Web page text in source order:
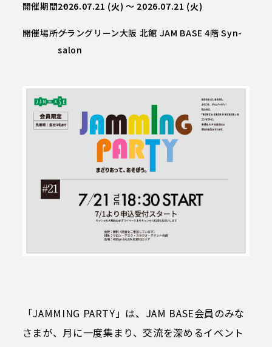
JAM BASEメイン拠点
Syn-SALON
JAM-DESK
カンファレンス
店舗・オフィス紹介
うめきた公園・南館
BørneLund PLAY CUBE
（ボーネルンド プレイキューブ）
マルチスペース
VS．（ヴイエス）
CCESS
MEMBER 会員の方へ
CT
ガイドブック（日本語）
開催期間2026.07.21 (火) ～ 2026.07.21 (火)
開催場所グラングリーン大阪 北館 JAM BASE 4階 Syn-
salon
「JAMMING PARTY」は、JAM BASE会員のみな
さまが、月に一度集まり、交流を深めるイベント